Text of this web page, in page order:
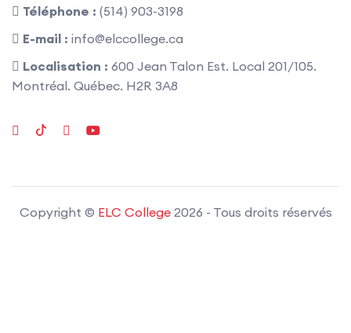
Téléphone : (514) 903-3198
E-mail : info@elccollege.ca
Localisation : 600 Jean Talon Est. Local 201/105.
Montréal. Québec. H2R 3A8
Copyright © ELC College 2026 - Tous droits réservés